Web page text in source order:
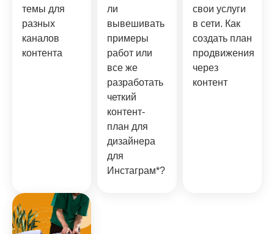
темы для
разных
каналов
контента
ли
вывешивать
примеры
работ или
все же
разработать
четкий
контент-
план для
дизайнера
для
Инстаграм*?
свои услуги
в сети. Как
создать план
продвижения
через
контент